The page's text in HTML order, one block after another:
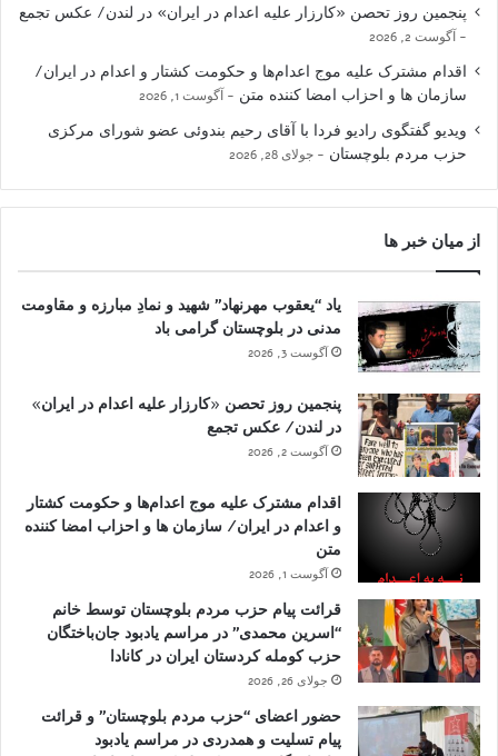
پنجمین روز تحصن «کارزار علیه اعدام در ایران» در لندن/ عکس تجمع
آگوست 2, 2026
اقدام مشترک علیه موج اعدام‌ها و حکومت کشتار و اعدام در ایران/
سازمان ها و احزاب امضا کننده متن
آگوست 1, 2026
ویدیو گفتگوی رادیو فردا با آقای رحیم بندوئی عضو شورای مرکزی
حزب مردم بلوچستان
جولای 28, 2026
از میان خبر ها
یاد “یعقوب مهرنهاد” شهید و نمادِ مبارزه و مقاومت
مدنی در بلوچستان گرامی باد
آگوست 3, 2026
پنجمین روز تحصن «کارزار علیه اعدام در ایران»
در لندن/ عکس تجمع
آگوست 2, 2026
اقدام مشترک علیه موج اعدام‌ها و حکومت کشتار
و اعدام در ایران/ سازمان ها و احزاب امضا کننده
متن
آگوست 1, 2026
قرائت پیام حزب مردم بلوچستان توسط خانم
“اسرین محمدی” در مراسم یادبود جان‌باختگان
حزب کومله کردستان ایران در کانادا
جولای 26, 2026
حضور اعضای “حزب مردم بلوچستان” و قرائت
پیام تسلیت و همدردی در مراسم یادبود